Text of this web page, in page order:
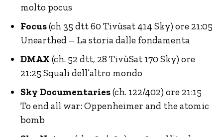
molto pocus
Focus(ch 35 dtt 60 Tivùsat 414 Sky) ore 21:05
Unearthed – La storia dalle fondamenta
DMAX (ch. 52 dtt, 28 TivùSat 170 Sky) ore
21:25 Squali dell’altro mondo
Sky Documentaries(ch. 122/402) ore 21:15
To end all war: Oppenheimer and the atomic
bomb